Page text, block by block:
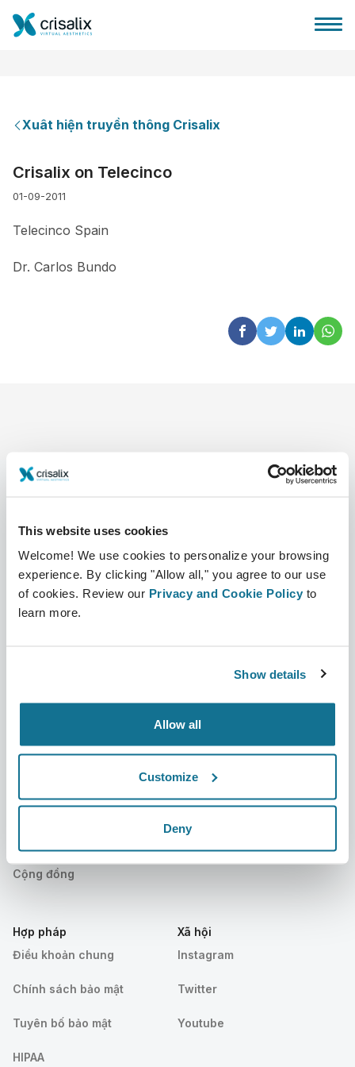
This website uses cookies
Welcome! We use cookies to personalize your browsing
experience. By clicking "Allow all," you agree to our use
of cookies. Review our Privacy and Cookie Policy to
learn more.
Show details
Allow all
Customize
Deny
Xuât hiện truyền thông Crisalix
Crisalix on Telecinco
01-09-2011
Telecinco Spain
Dr. Carlos Bundo
Công ty
Về chúng tôi
Tuyển dụng
Bác sĩ phẫu thuật
Quản lý 3D
Đánh giá của bệnh nhân
Bệnh nhân
Cộng đồng
Hỗ trợ
Liên hệ chúng tôi
Trung tâm trợ giúp
Hợp pháp
Điều khoản chung
Chính sách bảo mật
Tuyên bố bảo mật
HIPAA
Xã hội
Instagram
Twitter
Youtube